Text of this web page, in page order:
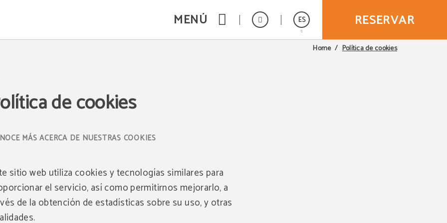
MENÚ ES RESERVAR
Home Política de cookies
de cookies
MÁS ACERCA DE NUESTRAS COOKIES
sitio web utiliza cookies y tecnologías similares para
el servicio, así como permitirnos mejorarlo, a
de la obtención de estadísticas sobre su uso, y otras